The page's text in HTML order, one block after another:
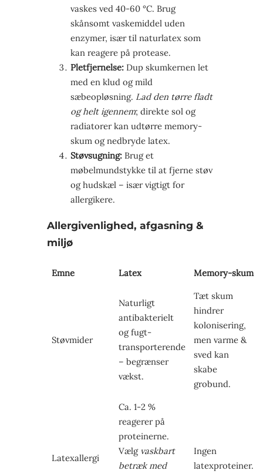
vaskes ved 40-60 °C. Brug
skånsomt vaskemiddel uden
enzymer, især til naturlatex som
kan reagere på protease.
Pletfjernelse: Dup skumkernen let
med en klud og mild
sæbeopløsning. Lad den tørre fladt
og helt igennem; direkte sol og
radiatorer kan udtørre memory-
skum og nedbryde latex.
Støvsugning: Brug et
møbelmundstykke til at fjerne støv
og hudskæl – især vigtigt for
allergikere.
Allergivenlighed, afgasning &
miljø
Emne Latex Memory-skum
Støvmider
Naturligt
antibakterielt
og fugt­
transporterende
– begrænser
vækst.
Tæt skum
hindrer
kolonisering,
men varme &
sved kan
skabe
grobund.
Latexallergi
Ca. 1-2 %
reagerer på
proteinerne.
Vælg vaskbart
betræk med
Ingen
latexproteiner.